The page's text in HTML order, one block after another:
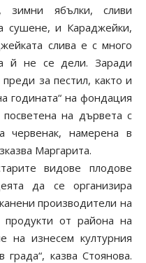
зимни ябълки, сливи
сушене, и Караджейки,
слива е с много
й не се дели. Заради
за пестил, както и
годината“ на фондация
посветена на дървета с
червенак, намерена в
Маргарита.
видове плодове
да се организира
производители на
от района на
на изнесем културния
казва Стоянова.